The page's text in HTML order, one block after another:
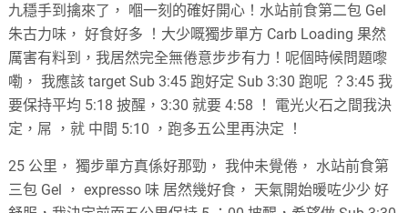
九穩手到擒來了， 嗰一刻的確好開心！水站前食第二包 Gel
朱古力味， 好食好多 ！大少嘅獨步單方 Carb Loading 果然
厲害有料到，我居然完全無倦意步步有力！呢個時候問題嚟
嘞， 我應該 target Sub 3:45 跑好定 Sub 3:30 跑呢 ？3:45 我
要保持平均 5:18 披醒，3:30 就要 4:58 ！ 電光火石之間我決
定，屌 ，就 中間 5:10 ，跑多五公里再決定 ！
25 公里， 獨步單方真係好那勁， 我仲未覺倦， 水站前食第
三包 Gel ， expresso 味 居然幾好食， 天氣開始暖咗少少 好